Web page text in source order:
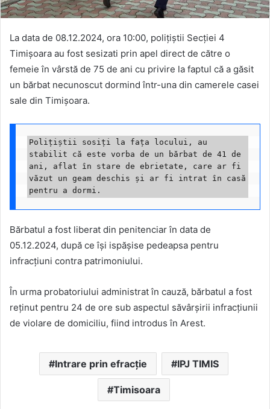
La data de 08.12.2024, ora 10:00, polițiștii Secției 4
Timișoara au fost sesizati prin apel direct de către o
femeie în vârstă de 75 de ani cu privire la faptul că a găsit
un bărbat necunoscut dormind într-una din camerele casei
sale din Timișoara.
Polițiștii sosiți la fața locului, au
stabilit că este vorba de un bărbat de 41 de
ani, aflat în stare de ebrietate, care ar fi
văzut un geam deschis și ar fi intrat în casă
pentru a dormi.
Bărbatul a fost liberat din penitenciar în data de
05.12.2024, după ce își ispășise pedeapsa pentru
infracțiuni contra patrimoniului.
În urma probatoriului administrat în cauză, bărbatul a fost
reținut pentru 24 de ore sub aspectul săvârșirii infracțiunii
de violare de domiciliu, fiind introdus în Arest.
Intrare prin efracție IPJ TIMIS
Timisoara